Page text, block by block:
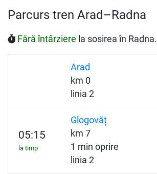
Parcurs tren Arad–Radna
Fără întârziere la sosirea în Radna.
Arad
km 0
linia 2
05:15
la timp
Glogovăț
km 7
1 min oprire
linia 2